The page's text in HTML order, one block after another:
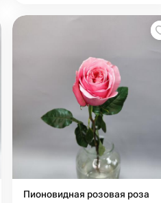
Пионовидная розовая роза